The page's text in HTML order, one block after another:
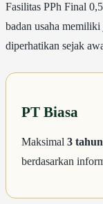
Fasilitas PPh Final
badan usaha
diperhatikan sejak
PT Biasa
Maksimal 3
berdasarkan